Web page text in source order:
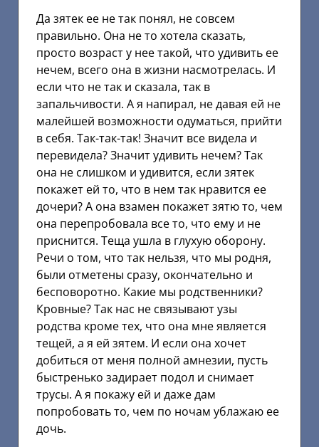
Да зятек ее не так понял, не совсем
правильно. Она не то хотела сказать,
просто возраст у нее такой, что удивить ее
нечем, всего она в жизни насмотрелась. И
если что не так и сказала, так в
запальчивости. А я напирал, не давая ей не
малейшей возможности одуматься, прийти
в себя. Так-так-так! Значит все видела и
перевидела? Значит удивить нечем? Так
она не слишком и удивится, если зятек
покажет ей то, что в нем так нравится ее
дочери? А она взамен покажет зятю то, чем
она перепробовала все то, что ему и не
приснится. Теща ушла в глухую оборону.
Речи о том, что так нельзя, что мы родня,
были отметены сразу, окончательно и
бесповоротно. Какие мы родственники?
Кровные? Так нас не связывают узы
родства кроме тех, что она мне является
тещей, а я ей зятем. И если она хочет
добиться от меня полной амнезии, пусть
быстренько задирает подол и снимает
трусы. А я покажу ей и даже дам
попробовать то, чем по ночам ублажаю ее
дочь.